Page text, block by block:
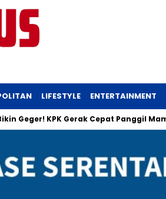
LIFESTYLE ENTERTAINMENT
KPK Gerak Cepat Panggil Maman